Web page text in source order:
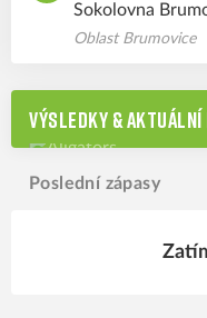
Sokolovna
Oblast Brumovice
VÝSLEDKY & AKTUÁLNÍ
Poslední zápasy